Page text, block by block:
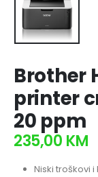
Brother
printer
20 ppm
235,00 KM
Niski troškovi